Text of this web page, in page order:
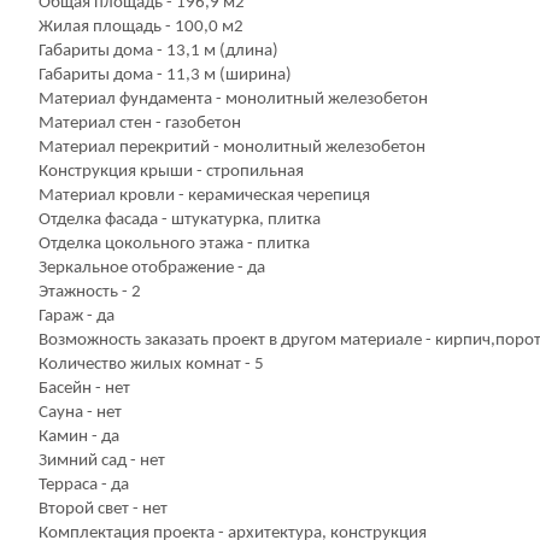
Жилая площадь - 100,0 м2
Габариты дома - 13,1 м (длина)
Габариты дома - 11,3 м (ширина)
Материал фундамента - монолитный железобетон
Материал стен - газобетон
Материал перекритий - монолитный железобетон
Конструкция крыши - стропильная
Материал кровли - керамическая черепиця
Отделка фасада - штукатурка, плитка
Отделка цокольного этажа - плитка
Зеркальное отображение - да
Этажность - 2
Гараж - да
Возможность заказать проект в другом материале -
Количество жилых комнат - 5
Басейн - нет
Сауна - нет
Камин - да
Зимний сад - нет
Терраса - да
Второй свет - нет
Комплектация проекта - архитектура, конструкция